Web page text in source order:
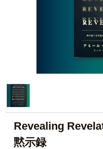
Revealing
黙示録